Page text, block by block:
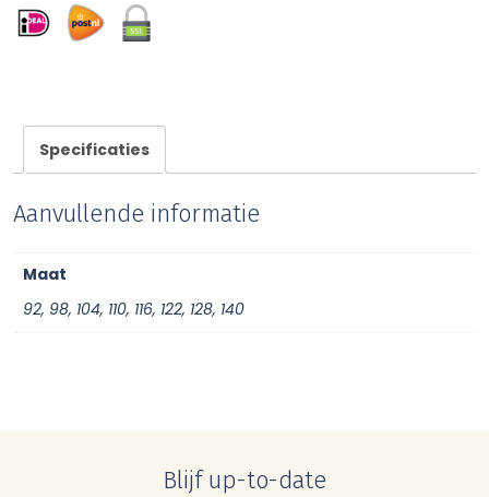
Specificaties
Aanvullende informatie
Maat
92, 98, 104, 110, 116, 122, 128, 140
Blijf up-to-date